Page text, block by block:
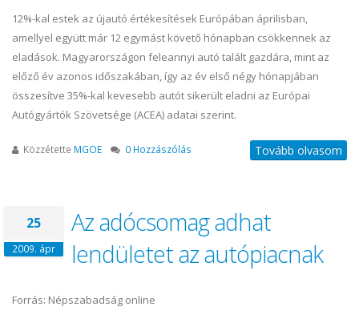
12%-kal estek az újautó értékesítések Európában áprilisban,
amellyel együtt már 12 egymást követő hónapban csökkennek az
eladások. Magyarországon feleannyi autó talált gazdára, mint az
előző év azonos időszakában, így az év első négy hónapjában
összesítve 35%-kal kevesebb autót sikerült eladni az Európai
Autógyártók Szövetsége (ACEA) adatai szerint.
Közzétette MGOE 0 Hozzászólás Tovább olvasom
25
2009. ápr
Az adócsomag adhat
lendületet az autópiacnak
Forrás: Népszabadság online